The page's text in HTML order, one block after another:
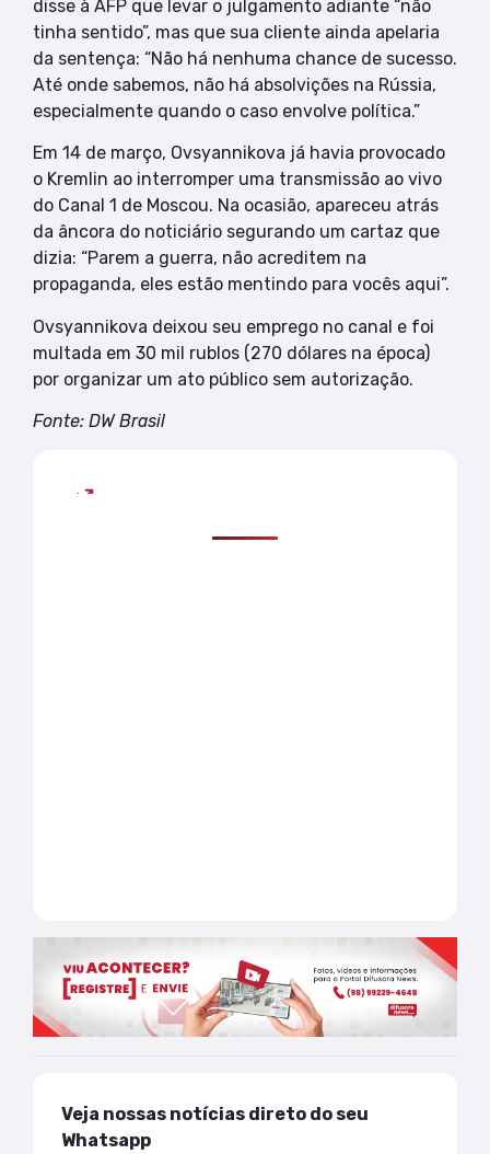
disse à AFP que levar o julgamento adiante “não
tinha sentido”, mas que sua cliente ainda apelaria
da sentença: “Não há nenhuma chance de sucesso.
Até onde sabemos, não há absolvições na Rússia,
especialmente quando o caso envolve política.”
Em 14 de março, Ovsyannikova já havia provocado
o Kremlin ao interromper uma transmissão ao vivo
do Canal 1 de Moscou. Na ocasião, apareceu atrás
da âncora do noticiário segurando um cartaz que
dizia: “Parem a guerra, não acreditem na
propaganda, eles estão mentindo para vocês aqui”.
Ovsyannikova deixou seu emprego no canal e foi
multada em 30 mil rublos (270 dólares na época)
por organizar um ato público sem autorização.
Fonte: DW Brasil
Veja nossas notícias direto do seu
Whatsapp